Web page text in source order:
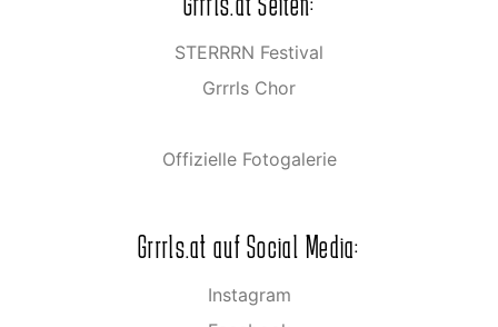
STERRRN Festival
Grrrls Chor
Offizielle Fotogalerie
Grrrls.at auf Social Media:
Instagram